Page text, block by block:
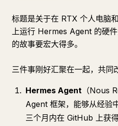
标题是关于在 RTX 个人电脑
上运行 Hermes Agent 的硬
的故事要宏大得多。
三件事刚好汇聚在一起，共同
Hermes Agent （Nous
Agent 框架，能够从经验
三个月内在 GitHub 上获